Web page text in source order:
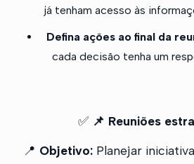
já tenham acesso às
Defina ações ao final da
cada decisão tenha um
✅ 📌 Reuniões
📍 Objetivo: Planejar